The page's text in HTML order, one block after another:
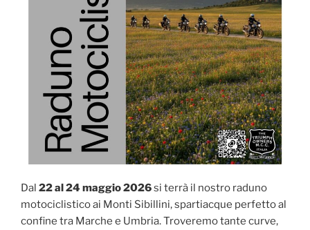
Dal 22 al 24 maggio 2026si terrà il nostro raduno
motociclistico ai Monti Sibillini, spartiacque perfetto al
confine tra Marche e Umbria. Troveremo tante curve,